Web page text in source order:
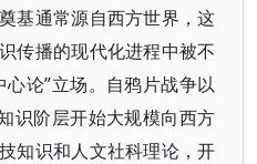
基通常源自西方世界，这
传播的现代化进程中被不
论”立场。自鸦片战争以
识阶层开始大规模向西方
知识和人文社科理论，开